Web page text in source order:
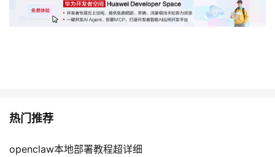
热门推荐
openclaw本地部署教程超详细